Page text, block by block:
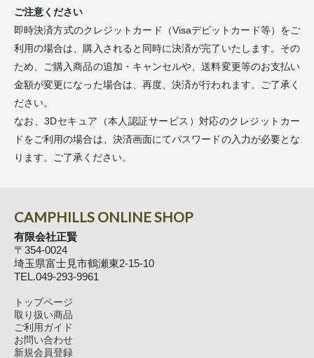
ご注意ください
即時決済方式のクレジットカード（Visaデビットカード等）をご
利用の場合は、購入されると同時に決済が完了いたします。その
ため、ご購入商品の追加・キャンセルや、送料変更等のお支払い
金額が変更になった場合は、再度、決済が行われます。ご了承く
ださい。
なお、3Dセキュア（本人認証サービス）対応のクレジットカー
ドをご利用の場合は、決済画面にてパスワードの入力が必要とな
ります。ご了承ください。
CAMPHILLS ONLINE SHOP
有限会社正賢
〒354-0024
埼玉県富士見市鶴瀬東2-15-10
TEL.049-293-9961
トップページ
取り扱い商品
ご利用ガイド
お問い合わせ
新規会員登録